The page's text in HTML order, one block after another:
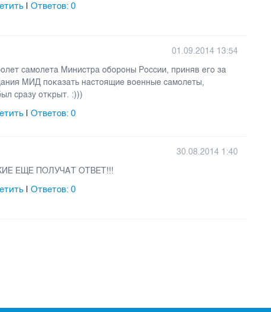
|Ответов:0
01.09.2014 13:54
самолета Министра обороны России, приняв его за
МИД показать настоящие военные самолеты,
сразу открыт. :)))
|Ответов:0
30.08.2014 1:40
ЕЩЕ ПОЛУЧАТ ОТВЕТ!!!
|Ответов:0